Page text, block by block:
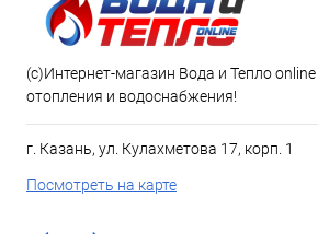
(c)Интернет-магазин Вода и Тепло
отопления и водоснабжения!
г. Казань, ул. Кулахметова 17, корп. 1
Посмотреть на карте